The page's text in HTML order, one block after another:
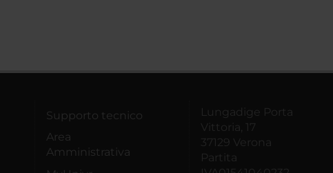
Supporto tecnico
Area
Amministrativa
Lungadige Porta
Vittoria, 17
37129 Verona
Partita